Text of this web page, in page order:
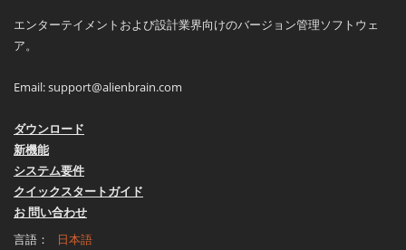
エンターテイメントおよび設計業界向けのバージョン管理ソフトウェ
ア。
Email:support@alienbrain.com
ダウンロード
新機能
システム要件
クイックスタートガイド
お 問い合わせ
言語：